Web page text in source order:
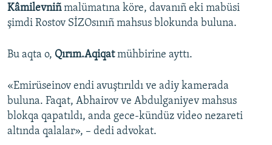
Kâmilevniñmalümatına köre, davanıñ eki mabüsi
şimdi Rostov SİZOsınıñ mahsus blokunda buluna.
Bu aqta o, Qırım.Aqiqatmühbirine ayttı.
«Emirüseinov endi avuştırıldı ve adiy kamerada
buluna. Faqat, Abhairov ve Abdulganiyev mahsus
blokqa qapatıldı, anda gece-kündüz video nezareti
altında qalalar», – dedi advokat.